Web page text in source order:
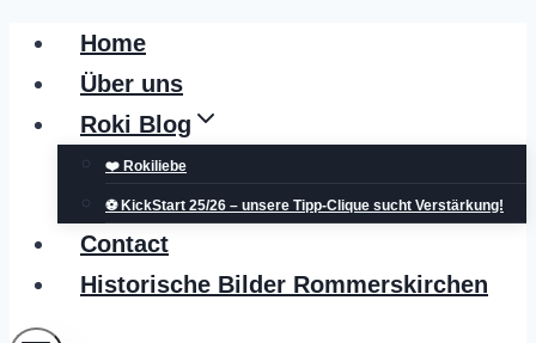
Zum
Inhalt
springen
Home
Über uns
Roki Blog
❤️ Rokiliebe
⚽ KickStart 25/26 – unsere Tipp-Clique sucht Verstärkung!
Contact
Historische Bilder Rommerskirchen